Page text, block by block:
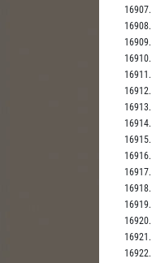
16907.
16908.
16909.
16910.
16911 .
16912.
16913.
16914.
16915.
16916.
16917.
16918.
16919.
16920.
16921 .
16922.